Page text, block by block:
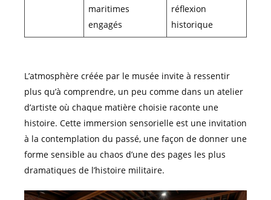
maritimes
engagés
réflexion
historique
L’atmosphère créée par le musée invite à ressentir
plus qu’à comprendre, un peu comme dans un atelier
d’artiste où chaque matière choisie raconte une
histoire. Cette immersion sensorielle est une invitation
à la contemplation du passé, une façon de donner une
forme sensible au chaos d’une des pages les plus
dramatiques de l’histoire militaire.